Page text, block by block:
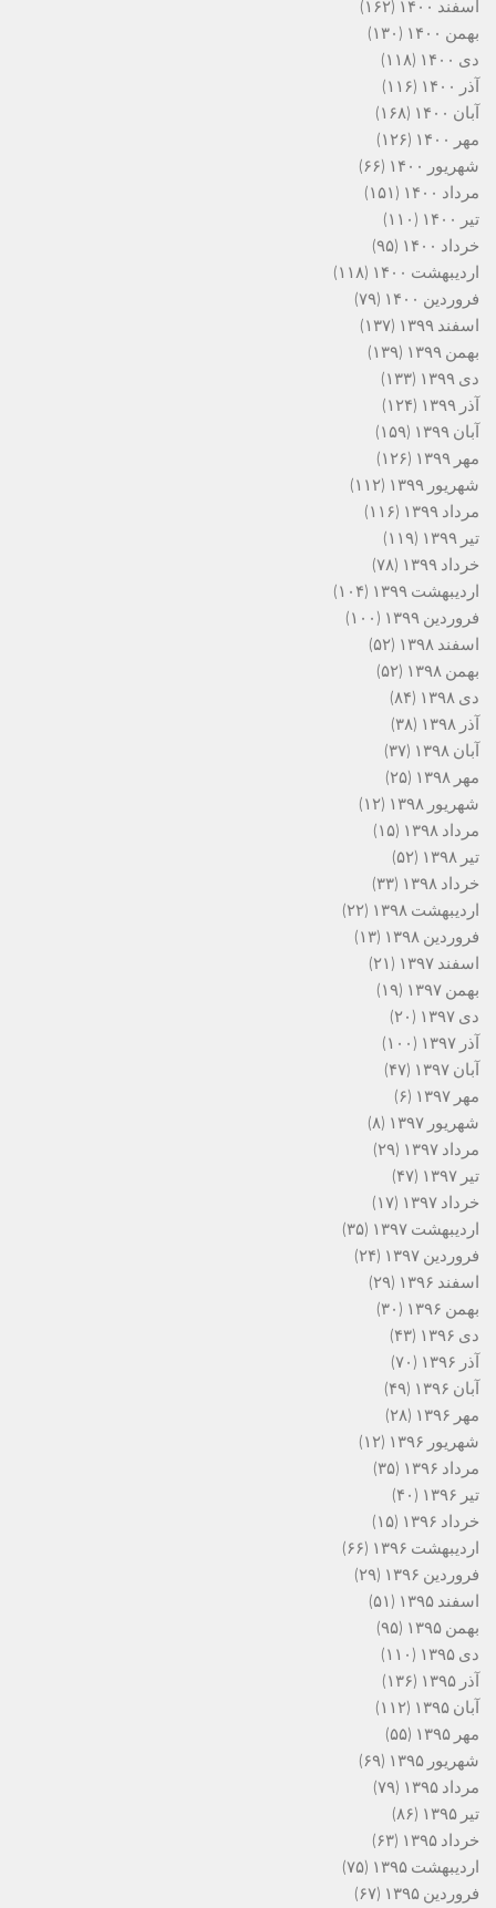
اسفند ۱۴۰۰
(۱۶۲)
بهمن ۱۴۰۰
(۱۳۰)
دی ۱۴۰۰
(۱۱۸)
آذر ۱۴۰۰
(۱۱۶)
آبان ۱۴۰۰
(۱۶۸)
مهر ۱۴۰۰
(۱۲۶)
شهریور ۱۴۰۰
(۶۶)
مرداد ۱۴۰۰
(۱۵۱)
تیر ۱۴۰۰
(۱۱۰)
خرداد ۱۴۰۰
(۹۵)
اردیبهشت ۱۴۰۰
(۱۱۸)
فروردین ۱۴۰۰
(۷۹)
اسفند ۱۳۹۹
(۱۳۷)
بهمن ۱۳۹۹
(۱۳۹)
دی ۱۳۹۹
(۱۳۳)
آذر ۱۳۹۹
(۱۲۴)
آبان ۱۳۹۹
(۱۵۹)
مهر ۱۳۹۹
(۱۲۶)
شهریور ۱۳۹۹
(۱۱۲)
مرداد ۱۳۹۹
(۱۱۶)
تیر ۱۳۹۹
(۱۱۹)
خرداد ۱۳۹۹
(۷۸)
اردیبهشت ۱۳۹۹
(۱۰۴)
فروردین ۱۳۹۹
(۱۰۰)
اسفند ۱۳۹۸
(۵۲)
بهمن ۱۳۹۸
(۵۲)
دی ۱۳۹۸
(۸۴)
آذر ۱۳۹۸
(۳۸)
آبان ۱۳۹۸
(۳۷)
مهر ۱۳۹۸
(۲۵)
شهریور ۱۳۹۸
(۱۲)
مرداد ۱۳۹۸
(۱۵)
تیر ۱۳۹۸
(۵۲)
خرداد ۱۳۹۸
(۳۳)
اردیبهشت ۱۳۹۸
(۲۲)
فروردین ۱۳۹۸
(۱۳)
اسفند ۱۳۹۷
(۲۱)
بهمن ۱۳۹۷
(۱۹)
دی ۱۳۹۷
(۲۰)
آذر ۱۳۹۷
(۱۰۰)
آبان ۱۳۹۷
(۴۷)
مهر ۱۳۹۷
(۶)
شهریور ۱۳۹۷
(۸)
مرداد ۱۳۹۷
(۲۹)
تیر ۱۳۹۷
(۴۷)
خرداد ۱۳۹۷
(۱۷)
اردیبهشت ۱۳۹۷
(۳۵)
فروردین ۱۳۹۷
(۲۴)
اسفند ۱۳۹۶
(۲۹)
بهمن ۱۳۹۶
(۳۰)
دی ۱۳۹۶
(۴۳)
آذر ۱۳۹۶
(۷۰)
آبان ۱۳۹۶
(۴۹)
مهر ۱۳۹۶
(۲۸)
شهریور ۱۳۹۶
(۱۲)
مرداد ۱۳۹۶
(۳۵)
تیر ۱۳۹۶
(۴۰)
خرداد ۱۳۹۶
(۱۵)
اردیبهشت ۱۳۹۶
(۶۶)
فروردین ۱۳۹۶
(۲۹)
اسفند ۱۳۹۵
(۵۱)
بهمن ۱۳۹۵
(۹۵)
دی ۱۳۹۵
(۱۱۰)
آذر ۱۳۹۵
(۱۳۶)
آبان ۱۳۹۵
(۱۱۲)
مهر ۱۳۹۵
(۵۵)
شهریور ۱۳۹۵
(۶۹)
مرداد ۱۳۹۵
(۷۹)
تیر ۱۳۹۵
(۸۶)
خرداد ۱۳۹۵
(۶۳)
اردیبهشت ۱۳۹۵
(۷۵)
فروردین ۱۳۹۵
(۶۷)